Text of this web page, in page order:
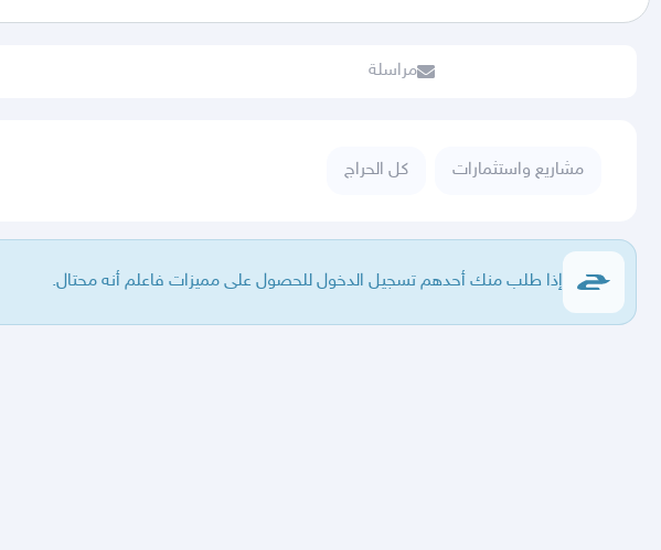
مراسلة
مشاريع واستثمارات كل الحراج
إذا طلب منك أحدهم تسجيل الدخول للحصول على مميزات فاعلم أنه محتال.